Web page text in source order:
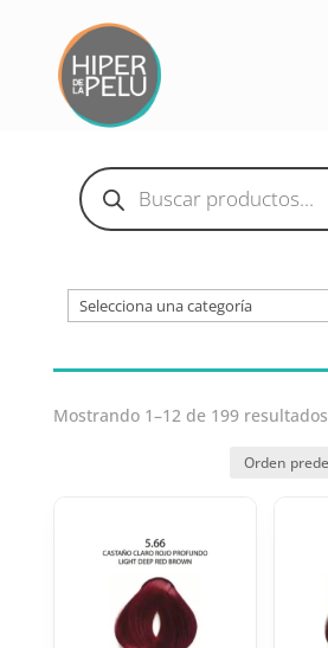
Búsqueda
de
productos
Selecciona
Mostrando 1–12 de 199 resultados